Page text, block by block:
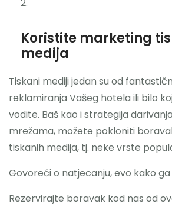
Koristite marketing
medija
Tiskani mediji jedan su od
reklamiranja Vašeg hotela ili bilo
vodite. Baš kao i strategija
mrežama, možete pokloniti
tiskanih medija, tj. neke vrste
Govoreći o natjecanju, evo kako
Rezervirajte boravak kod nas od